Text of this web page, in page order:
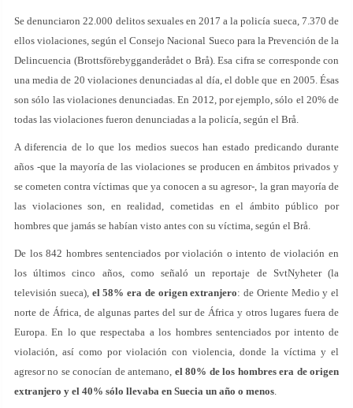
Se denunciaron 22.000 delitos sexuales en 2017 a la policía sueca, 7.370 de
ellos violaciones, según el Consejo Nacional Sueco para la Prevención de la
Delincuencia (Brottsförebygganderådet o Brå). Esa cifra se corresponde con
una media de 20 violaciones denunciadas al día, el doble que en 2005. Ésas
son sólo las violaciones denunciadas. En 2012, por ejemplo, sólo el 20% de
todas las violaciones fueron denunciadas a la policía, según el Brå.
A diferencia de lo que los medios suecos han estado predicando durante
años -que la mayoría de las violaciones se producen en ámbitos privados y
se cometen contra víctimas que ya conocen a su agresor-, la gran mayoría de
las violaciones son, en realidad, cometidas en el ámbito público por
hombres que jamás se habían visto antes con su víctima, según el Brå.
De los 842 hombres sentenciados por violación o intento de violación en
los últimos cinco años, como señaló un reportaje de SvtNyheter (la
televisión sueca), el 58% era de origen extranjero: de Oriente Medio y el
norte de África, de algunas partes del sur de África y otros lugares fuera de
Europa. En lo que respectaba a los hombres sentenciados por intento de
violación, así como por violación con violencia, donde la víctima y el
agresor no se conocían de antemano, el 80% de los hombres era de origen
extranjero y el 40% sólo llevaba en Suecia un año o menos.